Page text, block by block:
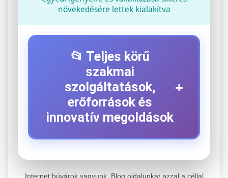
növekedésére lettek kialakítva
📂 Teljes körű
szakmai
szolgáltatások,
erőforrások és
innovatív megoldások
+
+
Internet búvárok vagyunk. Blog oldalunkat azzal a céllal